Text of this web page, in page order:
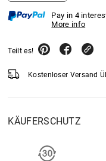
Pay in 4
More info
Teilt es!
Kostenloser Versand
KÄUFERSCHUTZ